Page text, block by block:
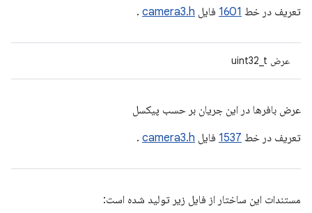
تعریف در خط 1601 فایل camera3.h
.
عرض uint32_t
عرض بافرها در این جریان بر حسب پیکسل
تعریف در خط 1537 فایل camera3.h
.
مستندات این ساختار از فایل زیر تولید شده است: